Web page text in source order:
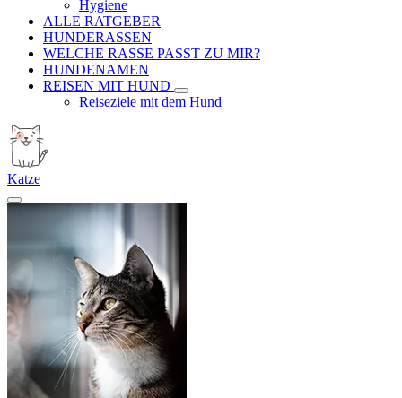
Hygiene
ALLE RATGEBER
HUNDERASSEN
WELCHE RASSE PASST ZU MIR?
HUNDENAMEN
REISEN MIT HUND
Reiseziele mit dem Hund
Katze